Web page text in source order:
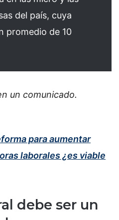
del país, cuya
promedio de 10
un comunicado.
para aumentar
laborales ¿es viable
debe ser un